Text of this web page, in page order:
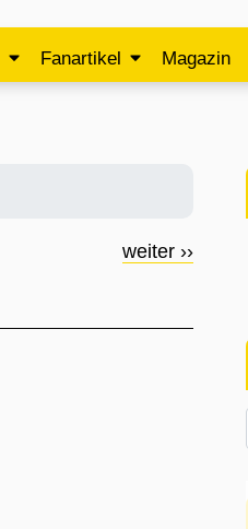
Fanartikel Magazin
weiter ››